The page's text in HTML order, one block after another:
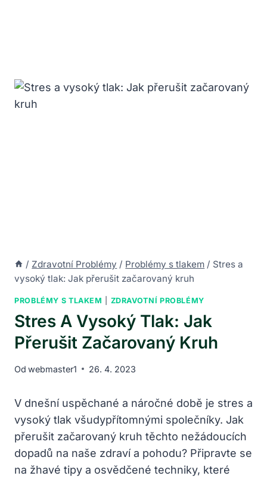
/ Zdravotní Problémy / Problémy s tlakem / Stres a
vysoký tlak: Jak přerušit začarovaný kruh
PROBLÉMY S TLAKEM ZDRAVOTNÍ PROBLÉMY
Stres A Vysoký Tlak: Jak
Přerušit Začarovaný Kruh
Od webmaster1 26. 4. 2023
V dnešní uspěchané a náročné době je stres a
vysoký tlak všudypřítomnými společníky. Jak
přerušit začarovaný kruh těchto nežádoucích
dopadů na naše zdraví a pohodu? Připravte se
na žhavé tipy a osvědčené techniky, které